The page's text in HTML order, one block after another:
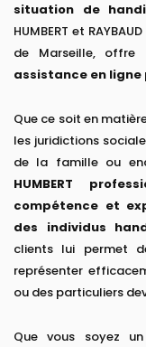
situation de
HUMBERT et
de Marseille, offre
assistance en
Que ce soit en
les juridictions
de la famille ou
HUMBERT
compétence et
des individus
clients lui permet
représenter
ou des particuliers
Que vous soyez